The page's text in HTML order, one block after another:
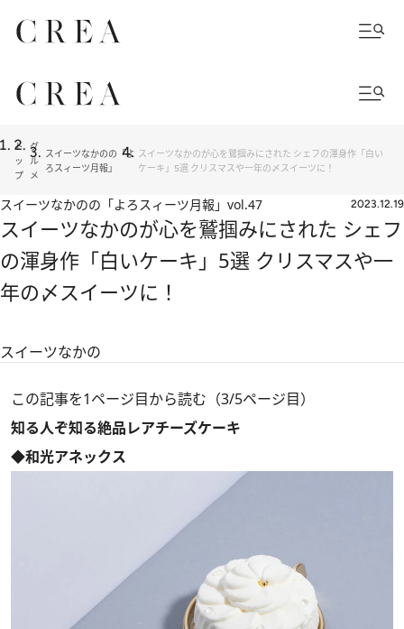
ト
ッ
プ
グ
ル
メ
スイーツなかのの「よ
ろスィーツ月報」
スイーツなかのが心を鷲掴みにされた シェフの渾身作「白い
ケーキ」5選 クリスマスや一年の〆スイーツに！
スイーツなかのの「よろスィーツ月報」 vol.47 2023.12.19
スイーツなかのが心を鷲掴みにされた シェフ
の渾身作「白いケーキ」5選 クリスマスや一
年の〆スイーツに！
スイーツなかの
この記事を1ページ目から読む（3/5ページ目）
知る人ぞ知る絶品レアチーズケーキ
◆和光アネックス